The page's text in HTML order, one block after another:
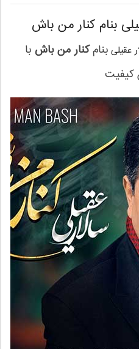
بنام کنار من باش
عقیلی بنامکنار من باش با
کیفیت